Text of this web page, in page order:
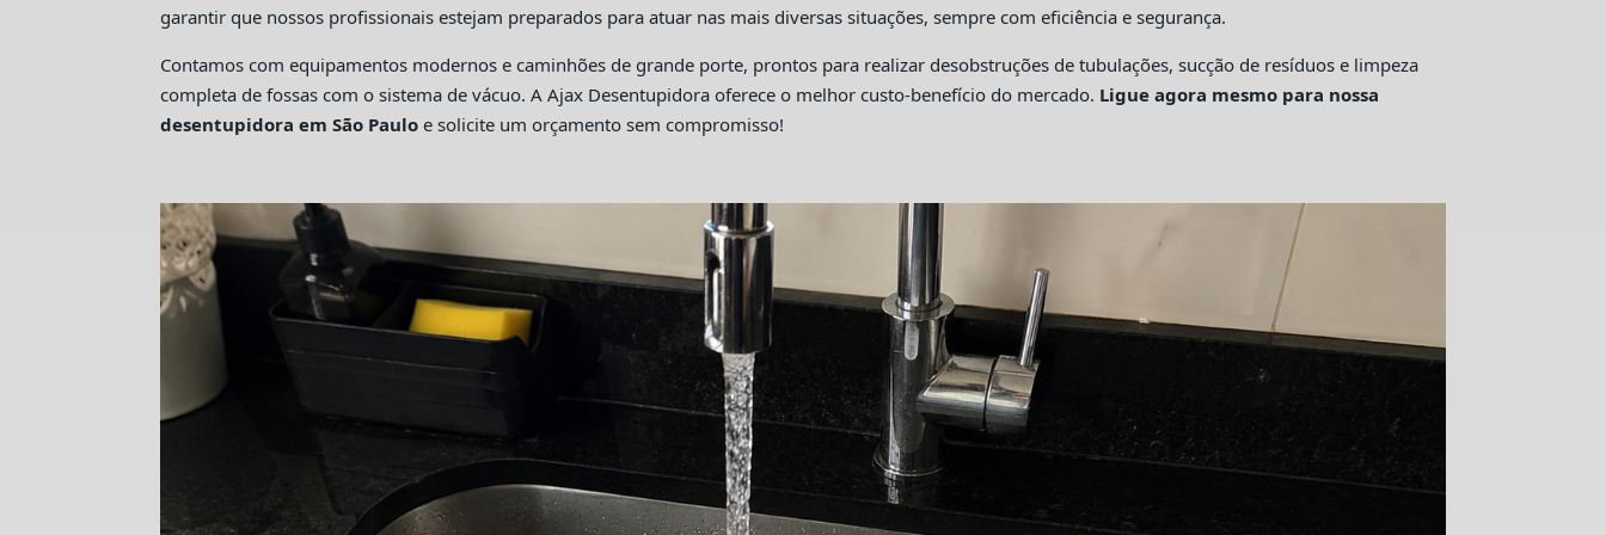
garantir que nossos profissionais estejam preparados para atuar nas mais diversas situações, sempre com eficiência e segurança.
Contamos com equipamentos modernos e caminhões de grande porte, prontos para realizar desobstruções de tubulações, sucção de resíduos e limpeza
completa de fossas com o sistema de vácuo. A Ajax Desentupidora oferece o melhor custo-benefício do mercado. Ligue agora mesmo para nossa
desentupidora em São Paulo e solicite um orçamento sem compromisso!